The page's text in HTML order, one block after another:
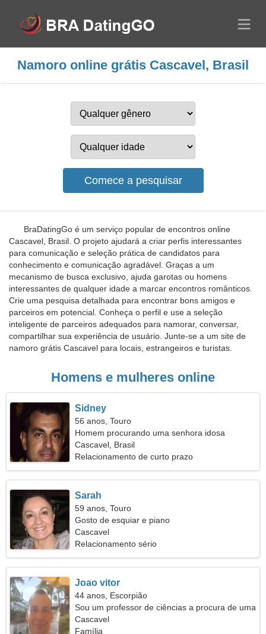
Namoro online grátis Cascavel, Brasil
BraDatingGo é um serviço popular de encontros online
Cascavel, Brasil. O projeto ajudará a criar perfis interessantes
para comunicação e seleção prática de candidatos para
conhecimento e comunicação agradável. Graças a um
mecanismo de busca exclusivo, ajuda garotas ou homens
interessantes de qualquer idade a marcar encontros românticos.
Crie uma pesquisa detalhada para encontrar bons amigos e
parceiros em potencial. Conheça o perfil e use a seleção
inteligente de parceiros adequados para namorar, conversar,
compartilhar sua experiência de usuário. Junte-se a um site de
namoro grátis Cascavel para locais, estrangeiros e turistas.
Homens e mulheres online
Sidney
56 anos, Touro
Homem procurando uma senhora idosa
Cascavel, Brasil
Relacionamento de curto prazo
Sarah
59 anos, Touro
Gosto de esquiar e piano
Cascavel
Relacionamento sério
Joao vitor
44 anos, Escorpião
Sou um professor de ciências a procura de uma
mulher sociável
Cascavel
Família